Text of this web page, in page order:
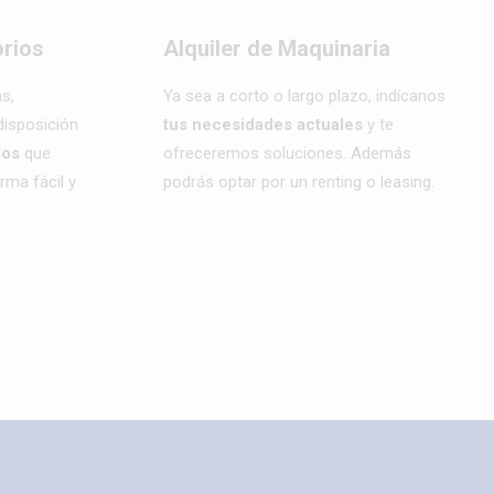
que
fácil y
Alquiler de Maquinaria
Ya sea a corto o largo plazo, indícanos
tus necesidades actuales y te
ofreceremos soluciones. Además
podrás optar por un renting o leasing.